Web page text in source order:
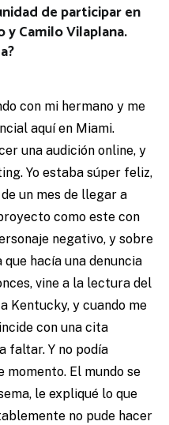
de participar en
Camilo Vilaplana.
con mi hermano y me
aquí en Miami.
una audición online, y
Yo estaba súper feliz,
un mes de llegar a
como este con
negativo, y sobre
hacía una denuncia
vine a la lectura del
Kentucky, y cuando me
con una cita
faltar. Y no podía
momento. El mundo se
le expliqué lo que
no pude hacer